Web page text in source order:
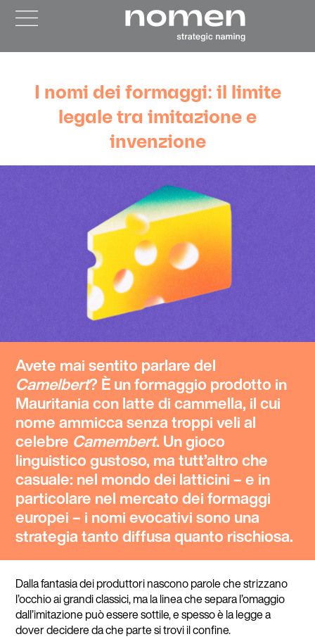
I nomi dei formaggi: il limite
legale tra imitazione e
invenzione
Avete mai sentito parlare del
Camelbert? È un formaggio prodotto in
Mauritania con latte di cammella, il cui
nome ammicca senza troppi veli al
celebre Camembert. Un gioco
linguistico gustoso, ma tutt’altro che
casuale: nel mondo dei latticini – e in
particolare nel mercato dei formaggi
europei – i nomi evocativi sono una
strategia tanto diffusa quanto rischiosa.
Dalla fantasia dei produttori nascono parole che strizzano
l’occhio ai grandi classici, ma la linea che separa l’omaggio
dall’imitazione può essere sottile, e spesso è la legge a
dover decidere da che parte si trovi il confine.